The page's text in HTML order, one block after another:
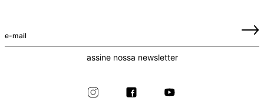
assine nossa newsletter